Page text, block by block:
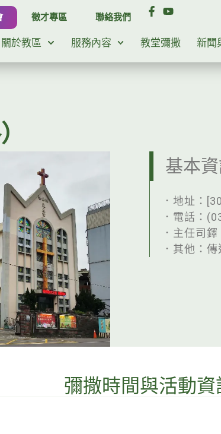
徵才專區 聯絡我們
關於教區 服務內容 教堂彌撒 新聞
基本
．地址：
．電話：
．主任司
．其他：
彌撒時間與活動資